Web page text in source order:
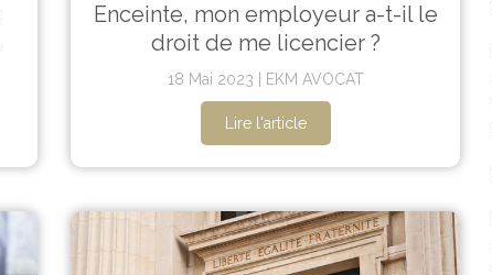
Enceinte, mon employeur a-t-il le
droit de me licencier ?
18 Mai 2023 EKM AVOCAT
Lire l'article